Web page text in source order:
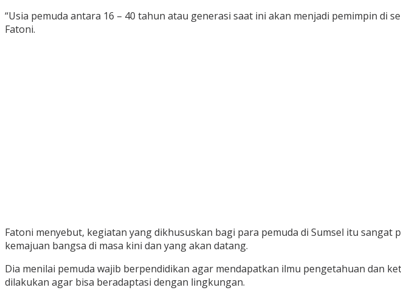
“Usia pemuda antara 16 – 40 tahun atau generasi saat ini akan menjadi pemimpin di
Fatoni.
Fatoni menyebut, kegiatan yang dikhususkan bagi para pemuda di Sumsel itu
kemajuan bangsa di masa kini dan yang akan datang.
Dia menilai pemuda wajib berpendidikan agar mendapatkan ilmu pengetahuan dan
dilakukan agar bisa beradaptasi dengan lingkungan.